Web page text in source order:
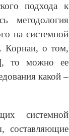
подхода к
методология
на системной
Корнаи, о том,
то можно ее
какой –
системной
составляющие